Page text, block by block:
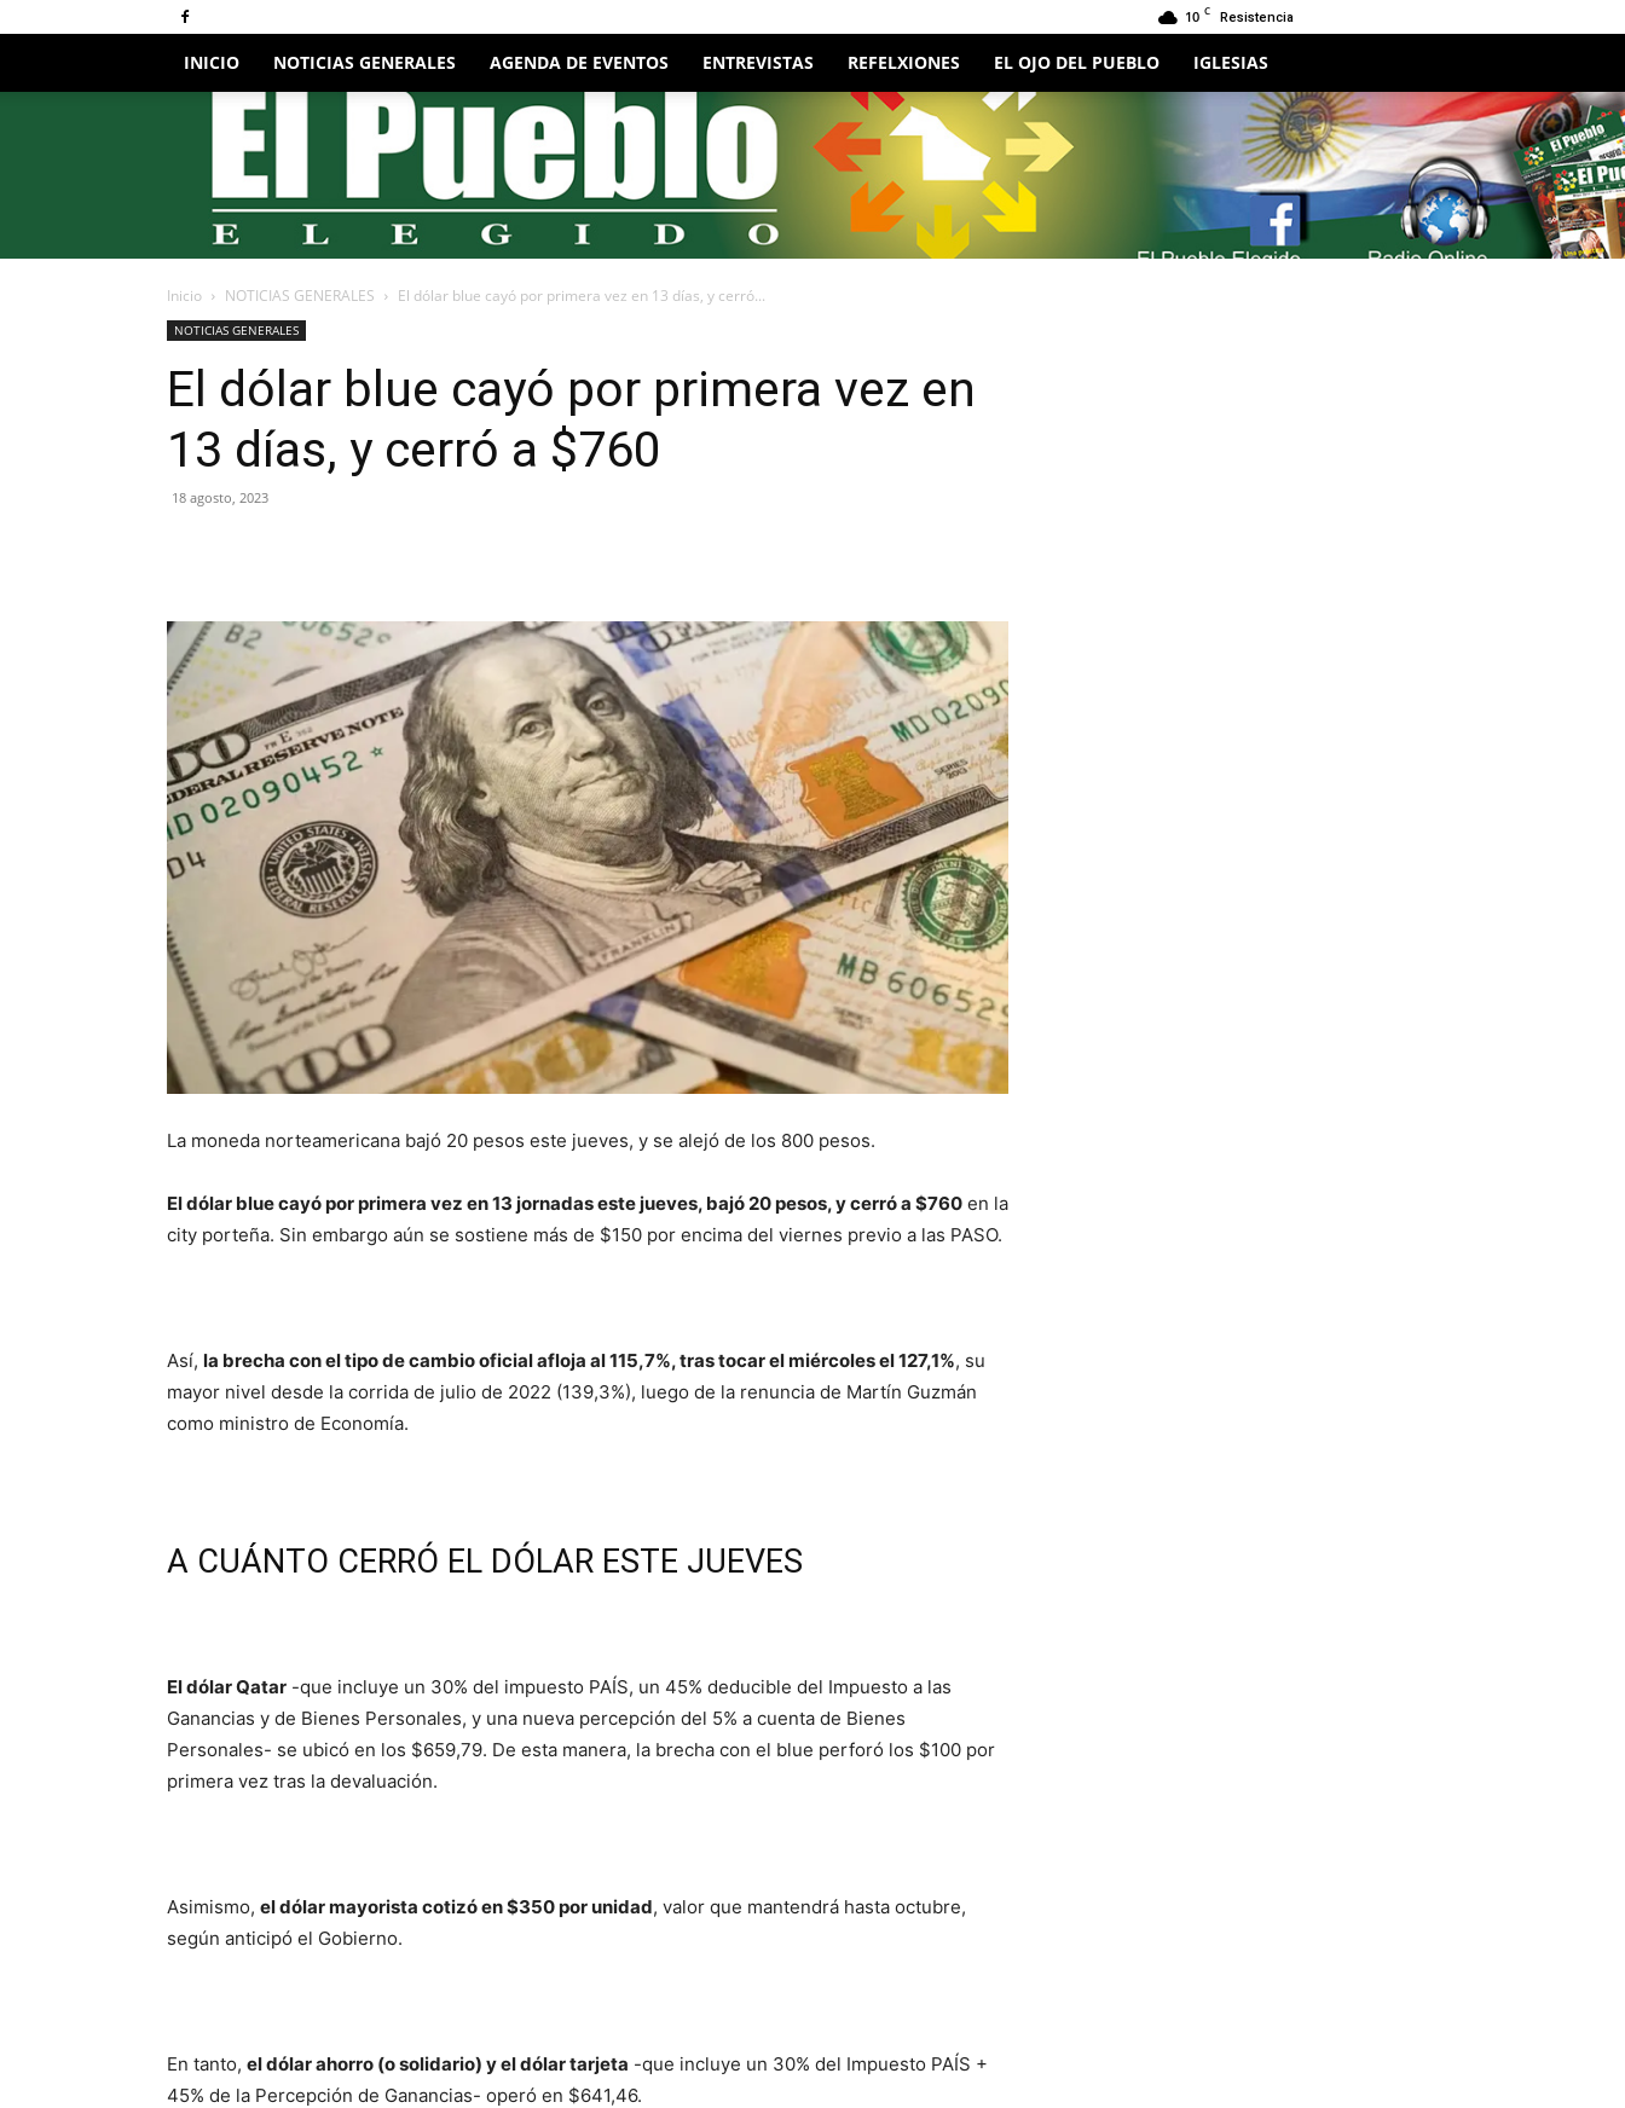
10 C Resistencia
INICIO NOTICIAS GENERALES AGENDA DE EVENTOS ENTREVISTAS REFELXIONES EL OJO DEL PUEBLO IGLESIAS
Pueblo
Elegido
Digital
Inicio NOTICIAS GENERALES El dólar blue cayó por primera vez en 13 días, y cerró...
NOTICIAS GENERALES
El dólar blue cayó por primera vez en
13 días, y cerró a $760
18 agosto, 2023
La moneda norteamericana bajó 20 pesos este jueves, y se alejó de los 800 pesos.
El dólar blue cayó por primera vez en 13 jornadas este jueves, bajó 20 pesos, y cerró a $760 en la
city porteña. Sin embargo aún se sostiene más de $150 por encima del viernes previo a las PASO.
Así, la brecha con el tipo de cambio oficial afloja al 115,7%, tras tocar el miércoles el 127,1%, su
mayor nivel desde la corrida de julio de 2022 (139,3%), luego de la renuncia de Martín Guzmán
como ministro de Economía.
A CUÁNTO CERRÓ EL DÓLAR ESTE JUEVES
El dólar Qatar -que incluye un 30% del impuesto PAÍS, un 45% deducible del Impuesto a las
Ganancias y de Bienes Personales, y una nueva percepción del 5% a cuenta de Bienes
Personales- se ubicó en los $659,79. De esta manera, la brecha con el blue perforó los $100 por
primera vez tras la devaluación.
Asimismo, el dólar mayorista cotizó en $350 por unidad, valor que mantendrá hasta octubre,
según anticipó el Gobierno.
En tanto, el dólar ahorro (o solidario) y el dólar tarjeta -que incluye un 30% del Impuesto PAÍS +
45% de la Percepción de Ganancias- operó en $641,46.